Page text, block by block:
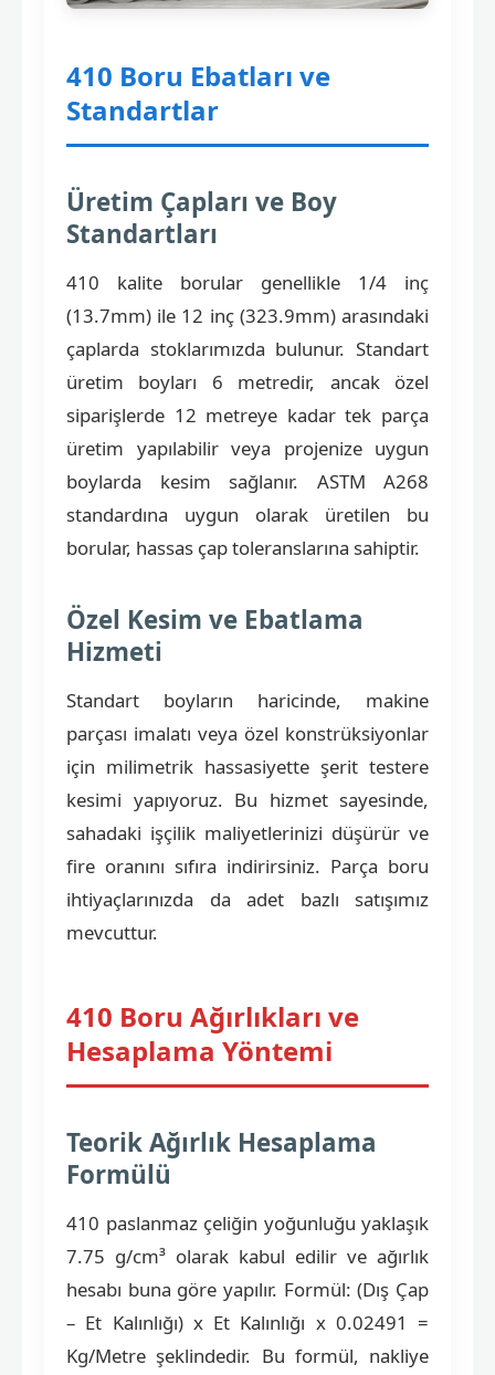
410 Boru Ebatları ve
Standartlar
Üretim Çapları ve Boy
Standartları
410 kalite borular genellikle 1/4 inç
(13.7mm) ile 12 inç (323.9mm) arasındaki
çaplarda stoklarımızda bulunur. Standart
üretim boyları 6 metredir, ancak özel
siparişlerde 12 metreye kadar tek parça
üretim yapılabilir veya projenize uygun
boylarda kesim sağlanır. ASTM A268
standardına uygun olarak üretilen bu
borular, hassas çap toleranslarına sahiptir.
Özel Kesim ve Ebatlama
Hizmeti
Standart boyların haricinde, makine
parçası imalatı veya özel konstrüksiyonlar
için milimetrik hassasiyette şerit testere
kesimi yapıyoruz. Bu hizmet sayesinde,
sahadaki işçilik maliyetlerinizi düşürür ve
fire oranını sıfıra indirirsiniz. Parça boru
ihtiyaçlarınızda da adet bazlı satışımız
mevcuttur.
410 Boru Ağırlıkları ve
Hesaplama Yöntemi
Teorik Ağırlık Hesaplama
Formülü
410 paslanmaz çeliğin yoğunluğu yaklaşık
7.75 g/cm³ olarak kabul edilir ve ağırlık
hesabı buna göre yapılır. Formül: (Dış Çap
– Et Kalınlığı) x Et Kalınlığı x 0.02491 =
Kg/Metre şeklindedir. Bu formül, nakliye